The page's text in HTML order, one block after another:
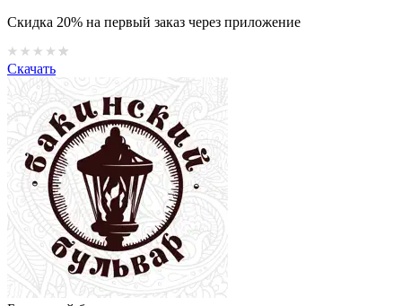
Скидка 20% на первый заказ через приложение
Скачать